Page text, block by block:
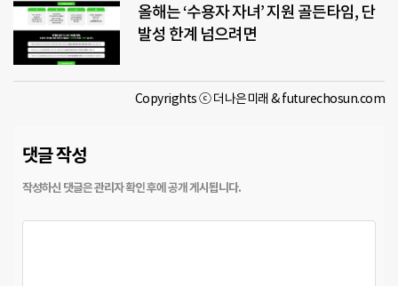
올해는 ‘수용자 자녀’ 지원 골든타임, 단
발성 한계 넘으려면
Copyrights ⓒ 더나은미래 & futurechosun.com
댓글 작성